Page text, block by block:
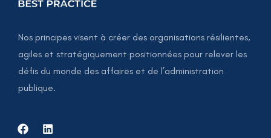
Nos principes visent à créer des organisations résilientes,
agiles et stratégiquement positionnées pour relever les
défis du monde des affaires et de l’administration
publique.